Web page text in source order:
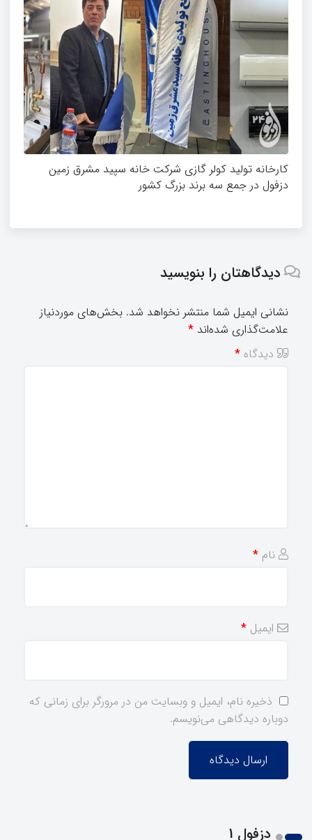
کارخانه تولید کولر گازی شرکت خانه سپید مشرق زمین
دزفول در جمع سه برند بزرگ کشور
دیدگاهتان را بنویسید
نشانی ایمیل شما منتشر نخواهد شد. بخش‌های موردنیاز
علامت‌گذاری شده‌اند *
دیدگاه *
نام *
ایمیل *
ذخیره نام، ایمیل و وبسایت من در مرورگر برای زمانی که
دوباره دیدگاهی می‌نویسم.
دزفول 1